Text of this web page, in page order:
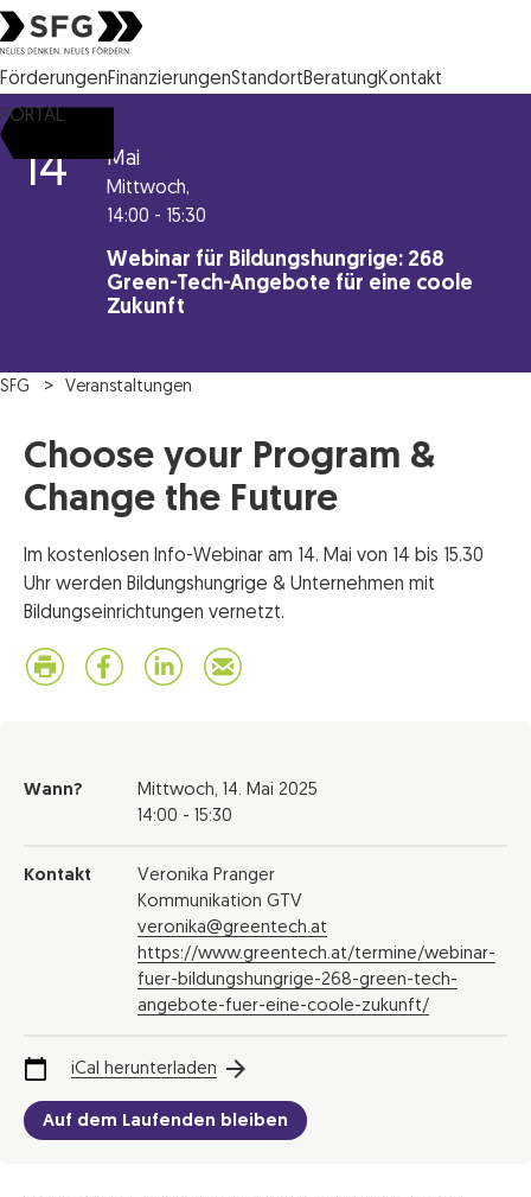
Steirische Wirtschaftsförderungsgesellschaft mbH SFG Logo
FörderungenFinanzierungenStandortBeratungKontakt
PORTAL
14 Mai
Mittwoch,
14:00 - 15:30
Webinar für Bildungshungrige: 268
Green-Tech-Angebote für eine coole
Zukunft
SFG Veranstaltungen
Choose your Program &
Change the Future
Im kostenlosen Info-Webinar am 14. Mai von 14 bis 15.30
Uhr werden Bildungshungrige & Unternehmen mit
Bildungseinrichtungen vernetzt.
Wann? Mittwoch, 14. Mai 2025
14:00 - 15:30
Kontakt
Veronika Pranger
Kommunikation GTV
veronika@greentech.at
https://www.greentech.at/termine/webinar-
fuer-bildungshungrige-268-green-tech-
angebote-fuer-eine-coole-zukunft/
iCal herunterladen
Auf dem Laufenden bleiben